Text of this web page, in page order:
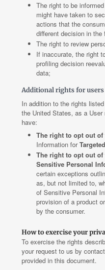
The right to be
might have taken to
actions that the
different decision in the
The right to review
If inaccurate, the right
profiling decision
data;
Additional rights for
In addition to the rights
the United States, as a
have:
The right to opt out of
Information for
The right to opt out
Sensitive Personal
certain exceptions
as, but not limited to,
of Sensitive Personal
provision of a product
by the consumer.
How to exercise your
To exercise the rights
your request to us by
provided in this document.